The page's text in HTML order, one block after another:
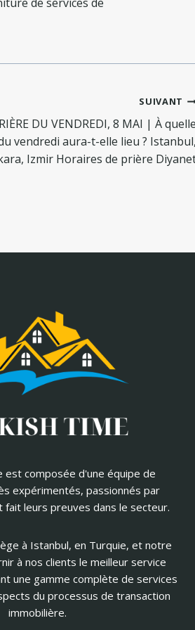
SUIVANT
DU VENDREDI, 8 MAI | À quelle
vendredi aura-t-elle lieu ? Istanbul,
Izmir Horaires de prière
composée d'une équipe de
expérimentés, passionnés par
fait leurs preuves dans le secteur.
à Istanbul, en Turquie, et notre
à nos clients le meilleur service
une gamme complète de services
du processus de transaction
immobilière.